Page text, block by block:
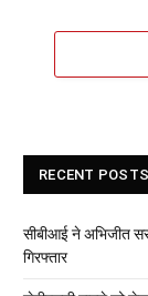
RECENT POSTS
सीबीआई ने अभिजीत
गिरफ्तार